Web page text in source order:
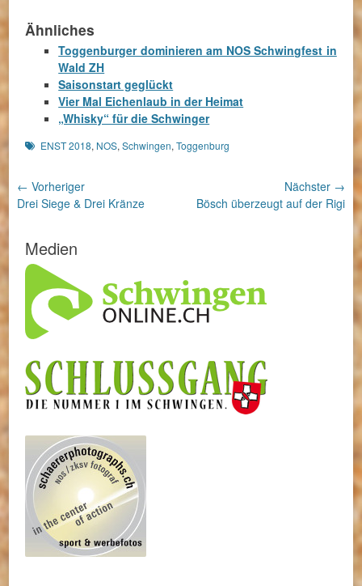
Ähnliches
Toggenburger dominieren am NOS Schwingfest in
Wald ZH
Saisonstart geglückt
Vier Mal Eichenlaub in der Heimat
„Whisky“ für die Schwinger
Schlagworte
ENST 2018, NOS,Schwingen,Toggenburg
Beitragsnavigation
← Vorheriger
Vorheriger
Drei Siege & Drei Kränze
Nächster →
Nächster
Bösch überzeugt auf der Rigi
Medien